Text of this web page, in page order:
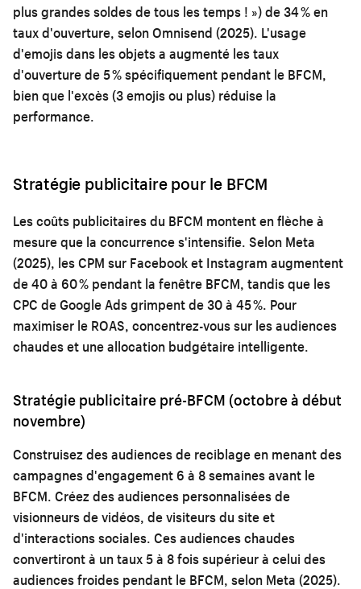
plus grandes soldes de tous les temps ! ») de 34 % en
taux d'ouverture, selon Omnisend (2025). L'usage
d'emojis dans les objets a augmenté les taux
d'ouverture de 5 % spécifiquement pendant le BFCM,
bien que l'excès (3 emojis ou plus) réduise la
performance.
Stratégie publicitaire pour le BFCM
Les coûts publicitaires du BFCM montent en flèche à
mesure que la concurrence s'intensifie. Selon Meta
(2025), les CPM sur Facebook et Instagram augmentent
de 40 à 60 % pendant la fenêtre BFCM, tandis que les
CPC de Google Ads grimpent de 30 à 45 %. Pour
maximiser le ROAS, concentrez-vous sur les audiences
chaudes et une allocation budgétaire intelligente.
Stratégie publicitaire pré-BFCM (octobre à début
novembre)
Construisez des audiences de reciblage en menant des
campagnes d'engagement 6 à 8 semaines avant le
BFCM. Créez des audiences personnalisées de
visionneurs de vidéos, de visiteurs du site et
d'interactions sociales. Ces audiences chaudes
convertiront à un taux 5 à 8 fois supérieur à celui des
audiences froides pendant le BFCM, selon Meta (2025).